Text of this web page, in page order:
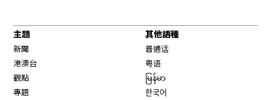
主題
新聞
港澳台
觀點
專題
其他語種
普通话
粤语
မြန်မာ
한국어